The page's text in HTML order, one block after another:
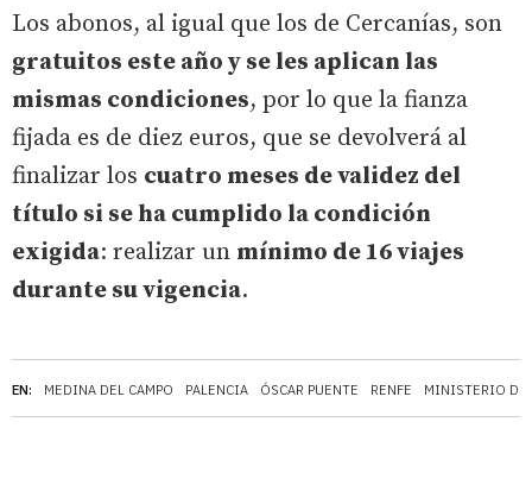
EN: MEDINA DEL CAMPO PALENCIA ÓSCAR PUENTE RENFE MINISTERIO DE
Los abonos, al igual que los de Cercanías, son
gratuitos este año y se les aplican las
mismas condiciones, por lo que la fianza
fijada es de diez euros, que se devolverá al
finalizar los cuatro meses de validez del
título si se ha cumplido la condición
exigida: realizar un mínimo de 16 viajes
durante su vigencia.